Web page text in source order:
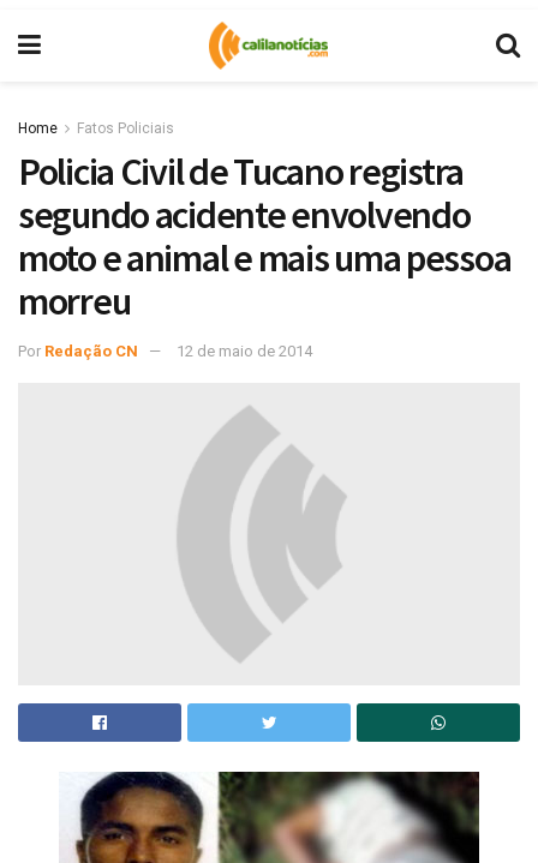
Home Fatos Policiais
Policia Civil de Tucano registra
segundo acidente envolvendo
moto e animal e mais uma pessoa
morreu
Por Redação CN 12 de maio de 2014